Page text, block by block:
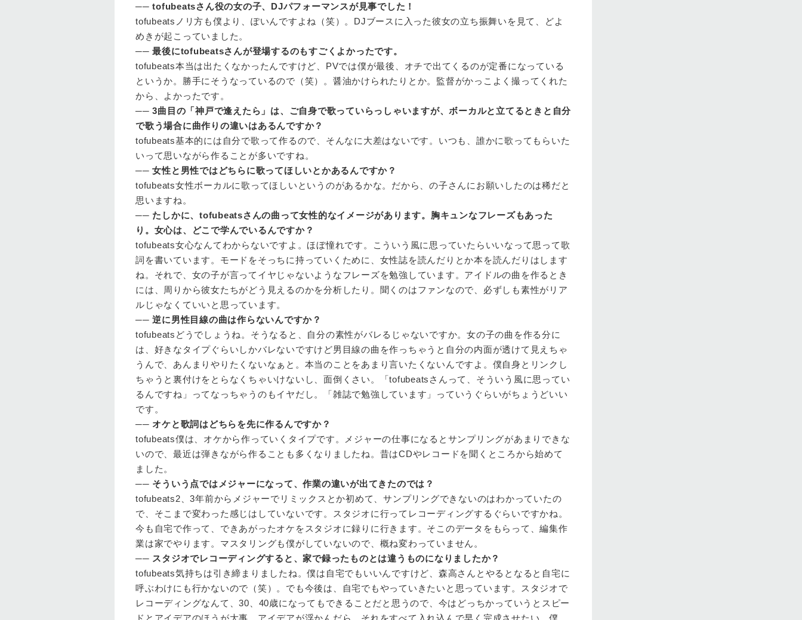
──tofubeatsさん役の女の子、DJパフォーマンスが見事でした！
tofubeats ノリ方も僕より、ぽいんですよね（笑）。DJブースに入った彼女の立ち振舞いを見て、どよ
めきが起こっていました。
──最後にtofubeatsさんが登場するのもすごくよかったです。
tofubeats本当は出たくなかったんですけど、PVでは僕が最後、オチで出てくるのが定番になっている
というか。勝手にそうなっているので（笑）。醤油かけられたりとか。監督がかっこよく撮ってくれた
から、よかったです。
──3曲目の「神戸で逢えたら」は、ご自身で歌っていらっしゃいますが、ボーカルと立てるときと自分
で歌う場合に曲作りの違いはあるんですか？
tofubeats基本的には自分で歌って作るので、そんなに大差はないです。いつも、誰かに歌ってもらいた
いって思いながら作ることが多いですね。
──女性と男性ではどちらに歌ってほしいとかあるんですか？
tofubeats女性ボーカルに歌ってほしいというのがあるかな。だから、の子さんにお願いしたのは稀だと
思いますね。
── たしかに、tofubeatsさんの曲って女性的なイメージがあります。胸キュンなフレーズもあった
り。女心は、どこで学んでいるんですか？
tofubeats女心なんてわからないですよ。ほぼ憧れです。こういう風に思っていたらいいなって思って歌
詞を書いています。モードをそっちに持っていくために、女性誌を読んだりとか本を読んだりはします
ね。それで、女の子が言ってイヤじゃないようなフレーズを勉強しています。アイドルの曲を作るとき
には、周りから彼女たちがどう見えるのかを分析したり。聞くのはファンなので、必ずしも素性がリア
ルじゃなくていいと思っています。
──逆に男性目線の曲は作らないんですか？
tofubeats どうでしょうね。そうなると、自分の素性がバレるじゃないですか。女の子の曲を作る分に
は、好きなタイプぐらいしかバレないですけど男目線の曲を作っちゃうと自分の内面が透けて見えちゃ
うんで、あんまりやりたくないなぁと。本当のことをあまり言いたくないんですよ。僕自身とリンクし
ちゃうと裏付けをとらなくちゃいけないし、面倒くさい。「tofubeatsさんって、そういう風に思ってい
るんですね」ってなっちゃうのもイヤだし。「雑誌で勉強しています」っていうぐらいがちょうどいい
です。
──オケと歌詞はどちらを先に作るんですか？
tofubeats僕は、オケから作っていくタイプです。メジャーの仕事になるとサンプリングがあまりできな
いので、最近は弾きながら作ることも多くなりましたね。昔はCDやレコードを聞くところから始めて
ました。
── そういう点ではメジャーになって、作業の違いが出てきたのでは？
tofubeats2、3年前からメジャーでリミックスとか初めて、サンプリングできないのはわかっていたの
で、そこまで変わった感じはしていないです。スタジオに行ってレコーディングするぐらいですかね。
今も自宅で作って、できあがったオケをスタジオに録りに行きます。そこのデータをもらって、編集作
業は家でやります。マスタリングも僕がしていないので、概ね変わっていません。
── スタジオでレコーディングすると、家で録ったものとは違うものになりましたか？
tofubeats気持ちは引き締まりましたね。僕は自宅でもいいんですけど、森高さんとやるとなると自宅に
呼ぶわけにも行かないので（笑）。でも今後は、自宅でもやっていきたいと思っています。スタジオで
レコーディングなんて、30、40歳になってもできることだと思うので、今はどっちかっていうとスピー
ドとアイデアのほうが大事。アイデアが浮かんだら、それをすべて入れ込んで早く完成させたい。僕、